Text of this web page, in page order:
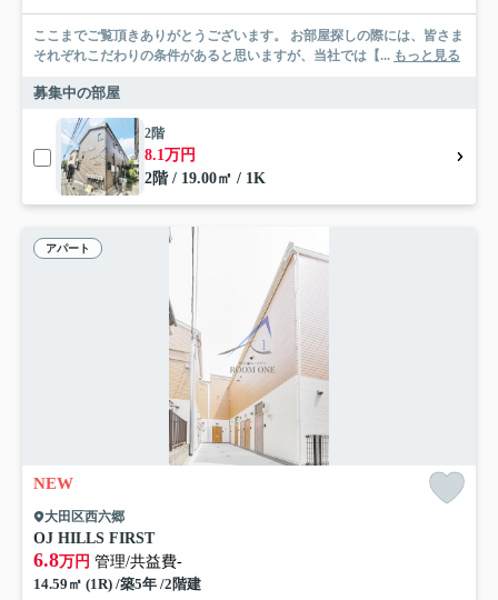
ここまでご覧頂きありがとうございます。 お部屋探しの際には、皆さま
それぞれこだわりの条件があると思いますが、当社では【... もっと見る
募集中の部屋
2階
8.1万円
2階 / 19.00㎡ / 1K
アパート
NEW
大田区西六郷
OJ HILLS FIRST
6.8万円 管理/共益費-
14.59㎡ (1R) /築5年 /2階建